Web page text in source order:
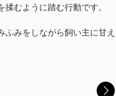
むように踏む行動です。
ふみをしながら飼い主に甘え